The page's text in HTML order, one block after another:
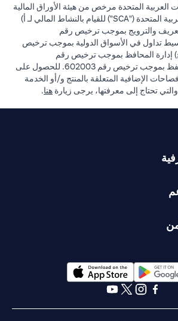
العربية المتحدة مرخص من هيئة الأوراق المالية
والسلع في الإمارات العربية المتحدة ("SCA") للقيام بالنشاط المالي لـ أ)
والترويج بموجب ترخيص رقم
ب) وسيط تداول في الأسواق الدولية بموجب ترخيص
20200000198 ج) إدارة المحافظ بموجب ترخيص رقم
20200000240 د) الحفظ بموجب ترخيص رقم 602003. للحصول على
الإضافية المتعلقة بالمنتج و/أو الخدمة
تحتاج إلى معرفتها، يرجى زيارة هنا.
opens in a
opens in a new tab